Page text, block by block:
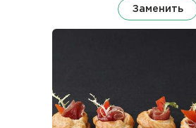
Заменить